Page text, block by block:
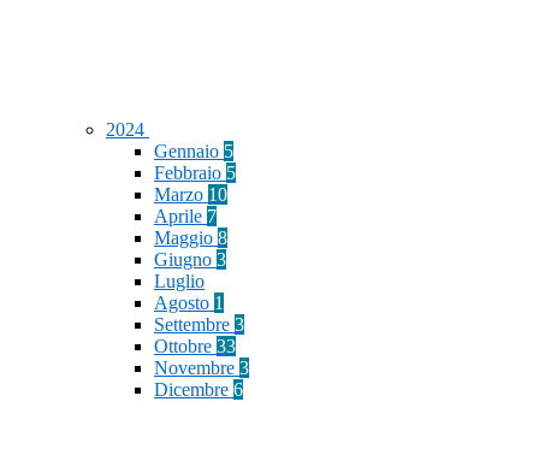
2024
Gennaio 5
Febbraio 5
Marzo 10
Aprile 7
Maggio 8
Giugno 3
Luglio
Agosto 1
Settembre 3
Ottobre 33
Novembre 3
Dicembre 6